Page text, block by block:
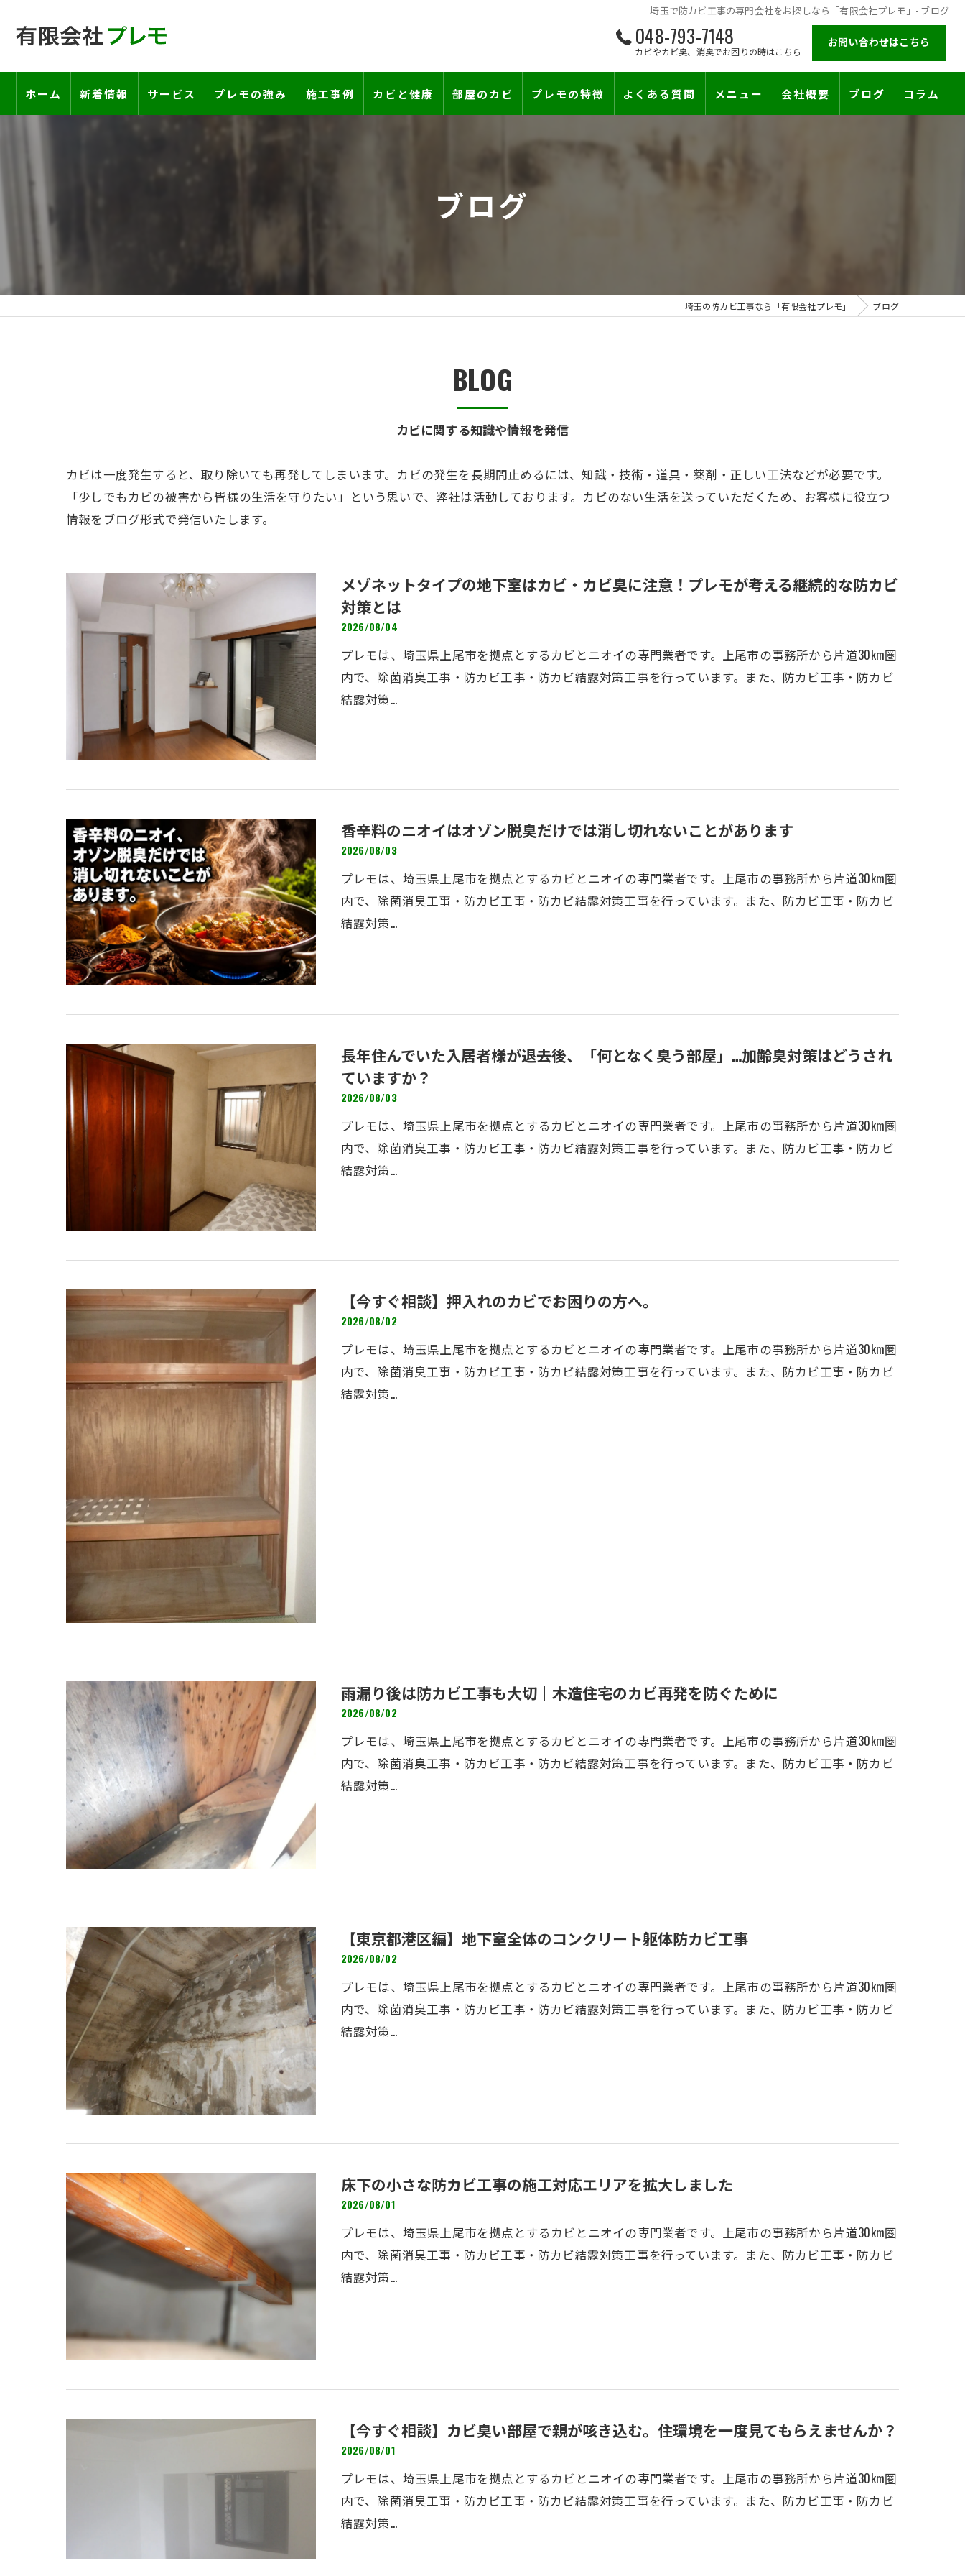
埼玉で防カビ工事の専門会社をお探しなら「有限会社プレモ」- ブログ
048-793-7148
カビやカビ臭、消臭でお困りの時はこちら
お問い合わせはこちら
ホーム 新着情報 サービス
工事の流れ―契約書・保証書について―
お客様の声
プレモの強み 施工事例 カビと健康 部屋のカビ
小さな防カビ工事
壁紙カビ・壁紙下地のカビ
カビ臭い部屋
砂壁・珪藻土のカビ
プレモの特徴
部屋の除菌消臭
よくある質問 メニュー 会社概要 ブログ コラム
ブログ
埼玉の防カビ工事なら「有限会社プレモ」 ブログ
BLOG
カビに関する知識や情報を発信
カビは一度発生すると、取り除いても再発してしまいます。カビの発生を長期間止めるには、知識・技術・道具・薬剤・正しい工法などが必要です。
「少しでもカビの被害から皆様の生活を守りたい」という思いで、弊社は活動しております。カビのない生活を送っていただくため、お客様に役立つ
情報をブログ形式で発信いたします。
メゾネットタイプの地下室はカビ・カビ臭に注意！プレモが考える継続的な防カビ
対策とは
2026/08/04
プレモは、埼玉県上尾市を拠点とするカビとニオイの専門業者です。上尾市の事務所から片道30km圏
内で、除菌消臭工事・防カビ工事・防カビ結露対策工事を行っています。また、防カビ工事・防カビ
結露対策…
香辛料のニオイはオゾン脱臭だけでは消し切れないことがあります
2026/08/03
プレモは、埼玉県上尾市を拠点とするカビとニオイの専門業者です。上尾市の事務所から片道30km圏
内で、除菌消臭工事・防カビ工事・防カビ結露対策工事を行っています。また、防カビ工事・防カビ
結露対策…
長年住んでいた入居者様が退去後、「何となく臭う部屋」…加齢臭対策はどうされ
ていますか？
2026/08/03
プレモは、埼玉県上尾市を拠点とするカビとニオイの専門業者です。上尾市の事務所から片道30km圏
内で、除菌消臭工事・防カビ工事・防カビ結露対策工事を行っています。また、防カビ工事・防カビ
結露対策…
【今すぐ相談】押入れのカビでお困りの方へ。
2026/08/02
プレモは、埼玉県上尾市を拠点とするカビとニオイの専門業者です。上尾市の事務所から片道30km圏
内で、除菌消臭工事・防カビ工事・防カビ結露対策工事を行っています。また、防カビ工事・防カビ
結露対策…
雨漏り後は防カビ工事も大切｜木造住宅のカビ再発を防ぐために
2026/08/02
プレモは、埼玉県上尾市を拠点とするカビとニオイの専門業者です。上尾市の事務所から片道30km圏
内で、除菌消臭工事・防カビ工事・防カビ結露対策工事を行っています。また、防カビ工事・防カビ
結露対策…
【東京都港区編】地下室全体のコンクリート躯体防カビ工事
2026/08/02
プレモは、埼玉県上尾市を拠点とするカビとニオイの専門業者です。上尾市の事務所から片道30km圏
内で、除菌消臭工事・防カビ工事・防カビ結露対策工事を行っています。また、防カビ工事・防カビ
結露対策…
床下の小さな防カビ工事の施工対応エリアを拡大しました
2026/08/01
プレモは、埼玉県上尾市を拠点とするカビとニオイの専門業者です。上尾市の事務所から片道30km圏
内で、除菌消臭工事・防カビ工事・防カビ結露対策工事を行っています。また、防カビ工事・防カビ
結露対策…
【今すぐ相談】カビ臭い部屋で親が咳き込む。住環境を一度見てもらえませんか？
2026/08/01
プレモは、埼玉県上尾市を拠点とするカビとニオイの専門業者です。上尾市の事務所から片道30km圏
内で、除菌消臭工事・防カビ工事・防カビ結露対策工事を行っています。また、防カビ工事・防カビ
結露対策…